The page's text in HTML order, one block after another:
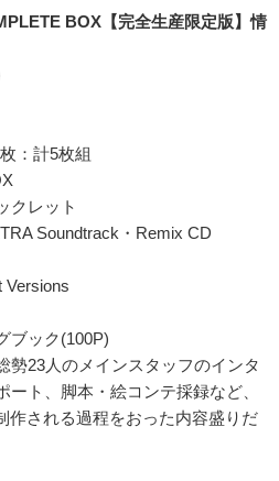
BOX【完全生産限定版】情
：計5枚組
クレット
Soundtrack・Remix CD
Versions
ブック(100P)
勢23人のメインスタッフのインタ
ト、脚本・絵コンテ採録など、
作される過程をおった内容盛りだ